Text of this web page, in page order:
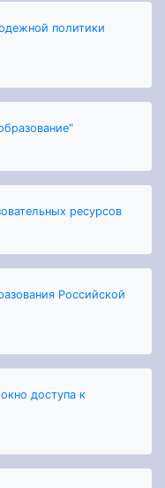
политики
ресурсов
Российской
доступа к